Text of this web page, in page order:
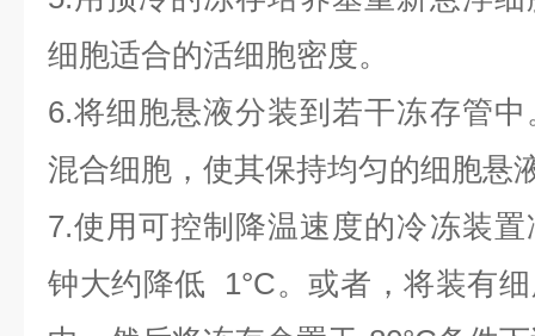
细胞适合的活细胞密度。
6.将细胞悬液分装到若干冻存管
混合细胞，使其保持均匀的细胞悬
7.使用可控制降温速度的冷冻装
钟大约降低 1°C。或者，将装有